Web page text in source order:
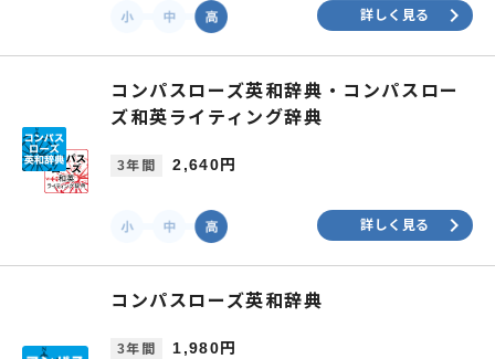
詳しく見る keyboard_arrow_right
コンパスローズ英和辞典・コンパスロー
ズ和英ライティング辞典
3年間 2,640円
詳しく見る keyboard_arrow_right
コンパスローズ英和辞典
3年間 1,980円